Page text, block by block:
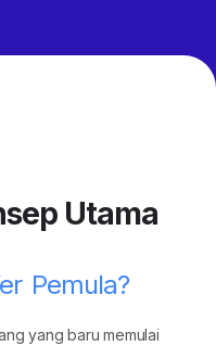
Utama
Pemula?
yang baru memulai